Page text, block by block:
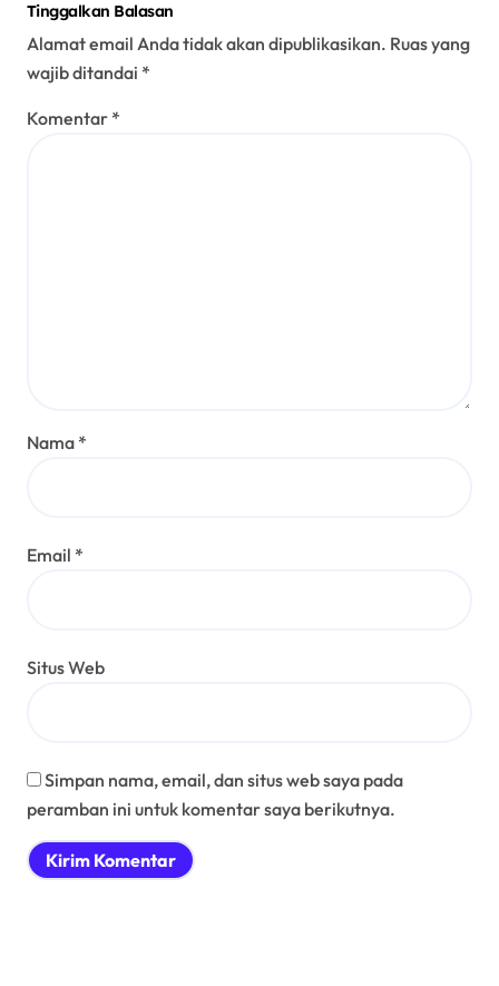
Tinggalkan Balasan
Alamat email Anda tidak akan dipublikasikan. Ruas yang
wajib ditandai *
Komentar *
Nama *
Email *
Situs Web
Simpan nama, email, dan situs web saya pada
peramban ini untuk komentar saya berikutnya.